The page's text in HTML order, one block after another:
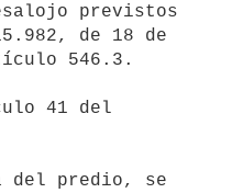
previstos
de 18 de
546.3.